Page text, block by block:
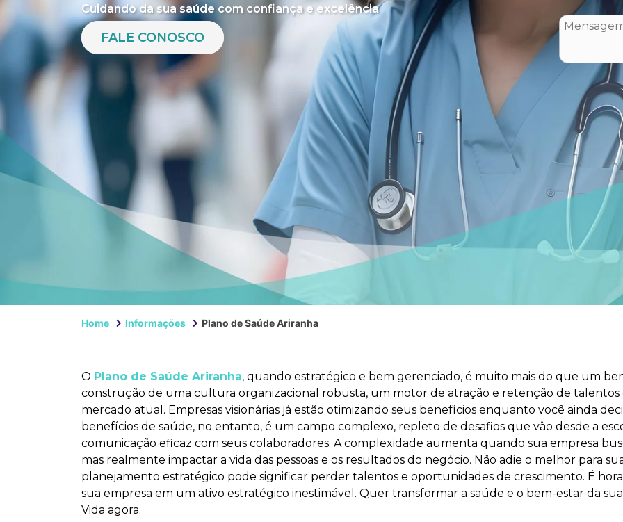
Cuidando da sua saúde com confiança e excelência
FALE CONOSCO
Home Informações Plano de Saúde Ariranha
O Plano de Saúde Ariranha, quando estratégico e bem gerenciado, é muito mais do que um
construção de uma cultura organizacional robusta, um motor de atração e retenção de
mercado atual. Empresas visionárias já estão otimizando seus benefícios enquanto você ainda
benefícios de saúde, no entanto, é um campo complexo, repleto de desafios que vão desde a
comunicação eficaz com seus colaboradores. A complexidade aumenta quando sua empresa
mas realmente impactar a vida das pessoas e os resultados do negócio. Não adie o melhor para
planejamento estratégico pode significar perder talentos e oportunidades de crescimento. É
sua empresa em um ativo estratégico inestimável. Quer transformar a saúde e o bem-estar da
Vida agora.